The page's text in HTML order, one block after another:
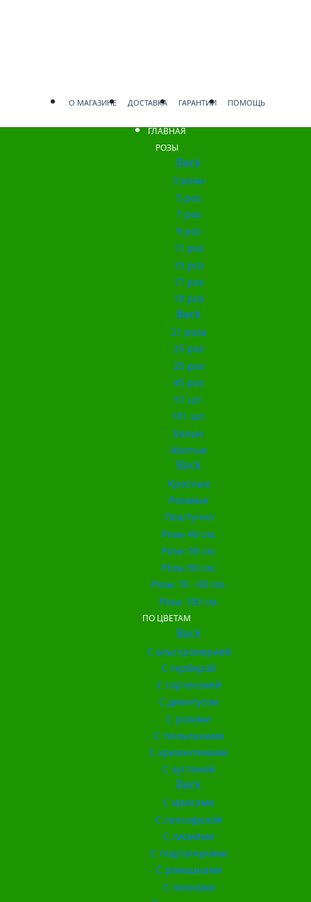
О МАГАЗИНЕ ДОСТАВКА ГАРАНТИИ ПОМОЩЬ
ГЛАВНАЯ
РОЗЫ
Back
3 розы
5 роз
7 роз
9 роз
11 роз
15 роз
17 роз
19 роз
Back
21 роза
25 роз
35 роз
45 роз
51 шт.
101 шт.
Белые
Жёлтые
Back
Красные
Розовые
Поштучно
Розы 40 см.
Розы 50 см.
Розы 60 см.
Розы 70 - 80 см.
Розы 100 см.
ПО ЦВЕТАМ
Back
С альстромерией
С герберой
С гортензией
С диантусом
С розами
С тюльпанами
С хризантемами
С эустомой
Back
С ирисами
С гипсофилой
С лилиями
С подсолнухами
С ромашками
С пионами